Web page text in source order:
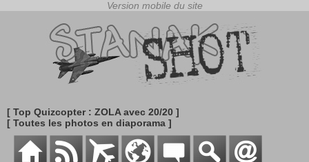
[ Top Quizcopter : ZOLA avec 20/20 ]
[ Toutes les photos en diaporama ]